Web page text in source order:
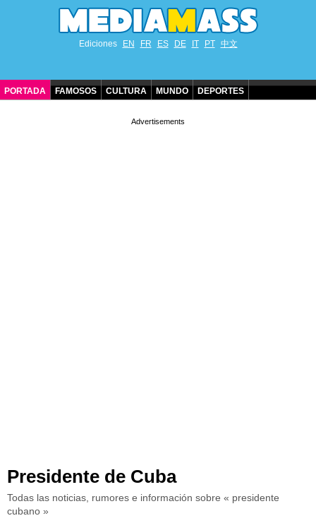
Ediciones EN FR ES DE IT PT 中文
PORTADA FAMOSOS CULTURA MUNDO DEPORTES
Presidente de Cuba
Todas las noticias, rumores e información sobre « presidente
cubano »